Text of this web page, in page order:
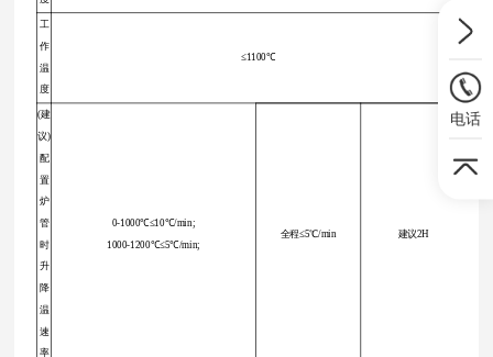
工
作
温
度
≤1100℃
(建
议)
配
置
炉
管
时
升
降
温
速
率
0-1000℃≤10℃/min;
1000-1200℃≤5℃/min;
全程≤5℃/min 建议2H
电话